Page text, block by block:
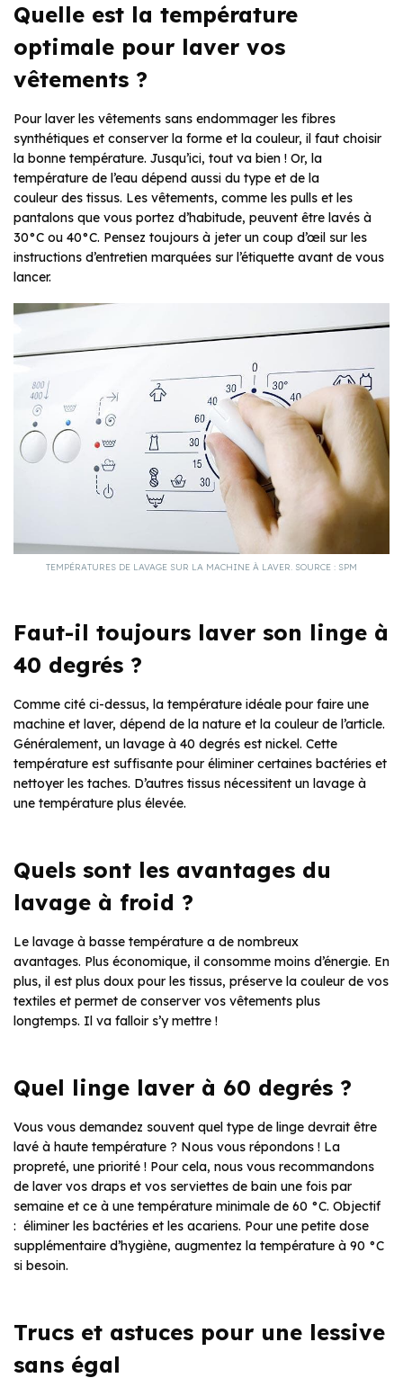
Quelle est la température
optimale pour laver vos
vêtements ?
Pour laver les vêtements sans endommager les fibres
synthétiques et conserver la forme et la couleur, il faut choisir
la bonne température. Jusqu’ici, tout va bien ! Or, la
température de l’eau dépend aussi du type et de la
couleur des tissus. Les vêtements, comme les pulls et les
pantalons que vous portez d’habitude, peuvent être lavés à
30°C ou 40°C. Pensez toujours à jeter un coup d’œil sur les
instructions d’entretien marquées sur l’étiquette avant de vous
lancer.
TEMPÉRATURES DE LAVAGE SUR LA MACHINE À LAVER. SOURCE : SPM
Faut-il toujours laver son linge à
40 degrés ?
Comme cité ci-dessus, la température idéale pour faire une
machine et laver, dépend de la nature et la couleur de l’article.
Généralement, un lavage à 40 degrés est nickel. Cette
température est suffisante pour éliminer certaines bactéries et
nettoyer les taches. D’autres tissus nécessitent un lavage à
une température plus élevée.
Quels sont les avantages du
lavage à froid ?
Le lavage à basse température a de nombreux
avantages. Plus économique, il consomme moins d’énergie. En
plus, il est plus doux pour les tissus, préserve la couleur de vos
textiles et permet de conserver vos vêtements plus
longtemps. Il va falloir s’y mettre !
Quel linge laver à 60 degrés ?
Vous vous demandez souvent quel type de linge devrait être
lavé à haute température ? Nous vous répondons ! La
propreté, une priorité ! Pour cela, nous vous recommandons
de laver vos draps et vos serviettes de bain une fois par
semaine et ce à une température minimale de 60 °C. Objectif
: éliminer les bactéries et les acariens. Pour une petite dose
supplémentaire d’hygiène, augmentez la température à 90 °C
si besoin.
Trucs et astuces pour une lessive
sans égal